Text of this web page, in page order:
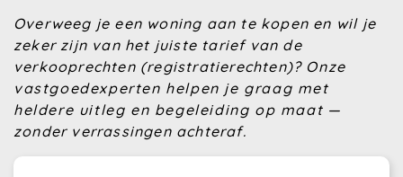
Overweeg je een woning aan te kopen en wil je
zeker zijn van het juiste tarief van de
verkooprechten (registratierechten)? Onze
vastgoedexperten helpen je graag met
heldere uitleg en begeleiding op maat —
zonder verrassingen achteraf.